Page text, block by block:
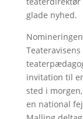
glade nyhed.
Teateravisens
invitation til
sted i
en national